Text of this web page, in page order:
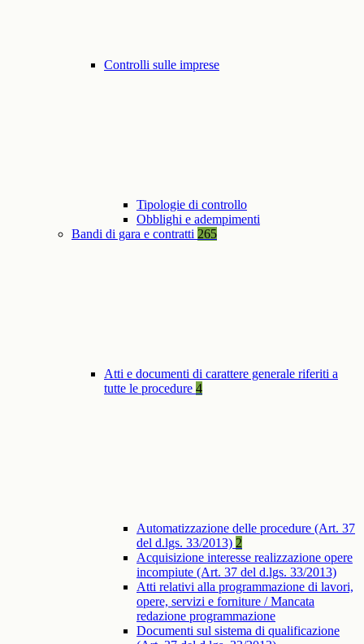
Controlli sulle imprese
Tipologie di controllo
Obblighi e adempimenti
Bandi di gara e contratti 265
Atti e documenti di carattere generale riferiti a
tutte le procedure 4
Automatizzazione delle procedure (Art. 37
del d.lgs. 33/2013) 2
Acquisizione interesse realizzazione opere
incompiute (Art. 37 del d.lgs. 33/2013)
Atti relativi alla programmazione di lavori,
opere, servizi e forniture / Mancata
redazione programmazione
Documenti sul sistema di qualificazione